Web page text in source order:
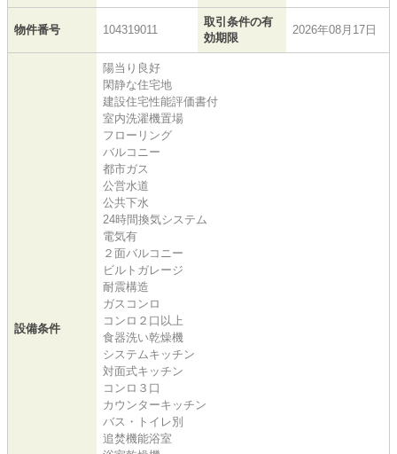
物件番号 104319011
取引条件の有
効期限
2026年08月17日
設備条件
陽当り良好
閑静な住宅地
建設住宅性能評価書付
室内洗濯機置場
フローリング
バルコニー
都市ガス
公営水道
公共下水
24時間換気システム
電気有
２面バルコニー
ビルトガレージ
耐震構造
ガスコンロ
コンロ２口以上
食器洗い乾燥機
システムキッチン
対面式キッチン
コンロ３口
カウンターキッチン
バス・トイレ別
追焚機能浴室